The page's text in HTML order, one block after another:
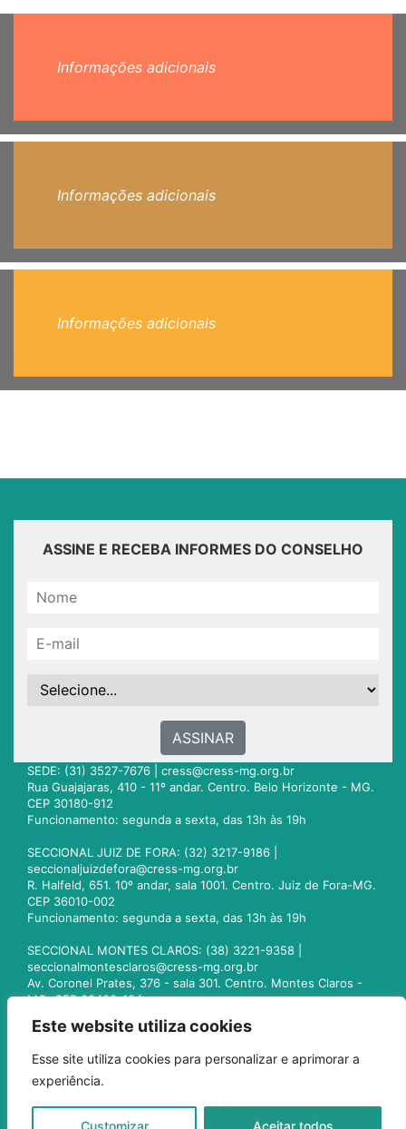
Este website utiliza cookies
Esse site utiliza cookies para personalizar e aprimorar a
experiência.
Customizar Aceitar todos
Informações adicionais
Informações adicionais
Informações adicionais
ASSINE E RECEBA INFORMES DO CONSELHO
ASSINAR
SEDE: (31) 3527-7676 | cress@cress-mg.org.br
Rua Guajajaras, 410 - 11º andar. Centro. Belo Horizonte - MG.
CEP 30180-912
Funcionamento: segunda a sexta, das 13h às 19h
SECCIONAL JUIZ DE FORA: (32) 3217-9186 |
seccionaljuizdefora@cress-mg.org.br
R. Halfeld, 651. 10º andar, sala 1001. Centro. Juiz de Fora-MG.
CEP 36010-002
Funcionamento: segunda a sexta, das 13h às 19h
SECCIONAL MONTES CLAROS: (38) 3221-9358 |
seccionalmontesclaros@cress-mg.org.br
Av. Coronel Prates, 376 - sala 301. Centro. Montes Claros -
MG. CEP 39400-104
seccionaluberlandia@cress-mg.org.br
Av. Afonso Pena, 547 - sala 101. Uberlândia - MG. CEP